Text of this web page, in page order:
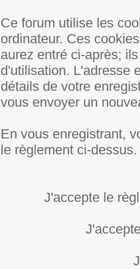
Ce forum utilise les
ordinateur. Ces
aurez entré ci-après;
d'utilisation. L'adresse
détails de votre
vous envoyer un
En vous enregistrant,
le règlement ci-dessus.
J'accepte le